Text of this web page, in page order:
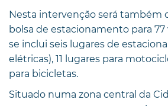
Nesta intervenção será também
bolsa de estacionamento para 77
se inclui seis lugares de
elétricas), 11 lugares para
para bicicletas.
Situado numa zona central da